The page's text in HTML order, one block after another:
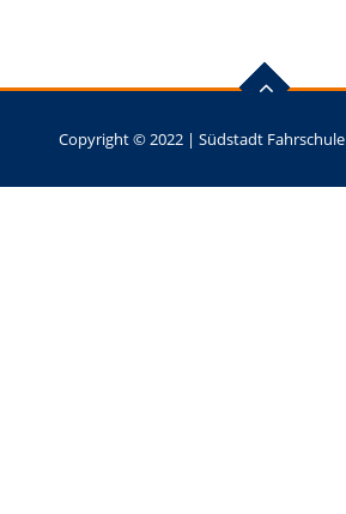
Copyright © 2022 | Südstadt Fahrschule